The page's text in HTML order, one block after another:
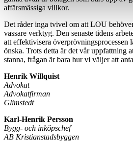
affärsmässiga villkor.
Det råder inga tvivel om att LOU
vassare verktyg. Den senaste tidens
att effektivisera överprövningsprocessen
önska. Trots detta är det vår uppfattning
stanna, frågan är bara hur vi väljer att
Henrik Willquist
Advokat
Advokatfirman
Glimstedt
Karl-Henrik Persson
Bygg- och inköpschef
AB Kristianstadsbyggen